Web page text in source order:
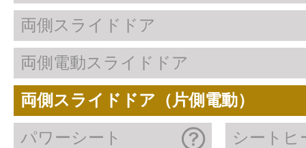
両側スライドドア
両側電動スライドドア
両側スライドドア（片側電動）
パワーシート シートヒ